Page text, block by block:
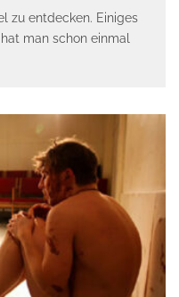
zu entdecken. Einiges
man schon einmal